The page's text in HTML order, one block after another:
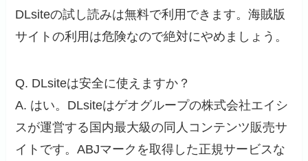
DLsiteの試し読みは無料で利用できます。海賊版
サイトの利用は危険なので絶対にやめましょう。
Q. DLsiteは安全に使えますか？
A. はい。DLsiteはゲオグループの株式会社エイシ
スが運営する国内最大級の同人コンテンツ販売サ
イトです。ABJマークを取得した正規サービスな